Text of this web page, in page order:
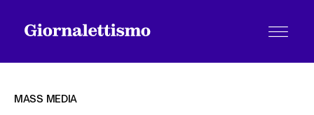
MASS MEDIA